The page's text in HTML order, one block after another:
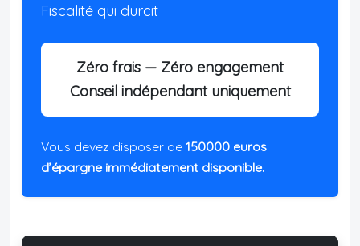
Fiscalité qui durcit
Zéro frais — Zéro engagement
Conseil indépendant uniquement
Vous devez disposer de 150000 euros
d’épargne immédiatement disponible.